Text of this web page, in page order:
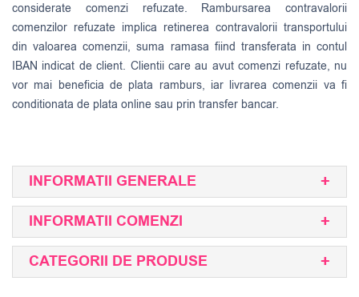
considerate comenzi refuzate. Rambursarea contravalorii
comenzilor refuzate implica retinerea contravalorii transportului
din valoarea comenzii, suma ramasa fiind transferata in contul
IBAN indicat de client. Clientii care au avut comenzi refuzate, nu
vor mai beneficia de plata ramburs, iar livrarea comenzii va fi
conditionata de plata online sau prin transfer bancar.
INFORMATII GENERALE
INFORMATII COMENZI
CATEGORII DE PRODUSE